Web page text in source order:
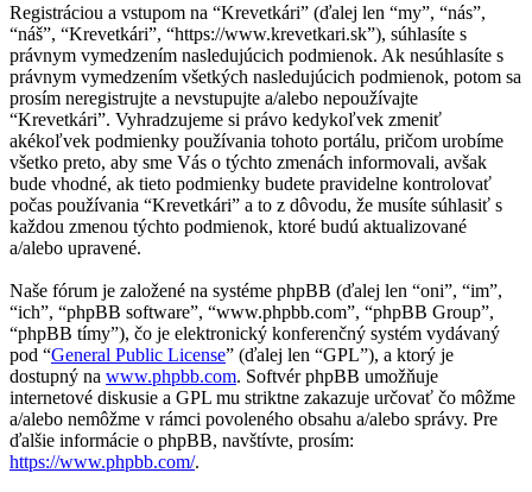
Registráciou a vstupom na “Krevetkári” (ďalej len “my”, “nás”,
“náš”, “Krevetkári”, “https://www.krevetkari.sk”), súhlasíte s
právnym vymedzením nasledujúcich podmienok. Ak nesúhlasíte s
právnym vymedzením všetkých nasledujúcich podmienok, potom sa
prosím neregistrujte a nevstupujte a/alebo nepoužívajte
“Krevetkári”. Vyhradzujeme si právo kedykoľvek zmeniť
akékoľvek podmienky používania tohoto portálu, pričom urobíme
všetko preto, aby sme Vás o týchto zmenách informovali, avšak
bude vhodné, ak tieto podmienky budete pravidelne kontrolovať
počas používania “Krevetkári” a to z dôvodu, že musíte súhlasiť s
každou zmenou týchto podmienok, ktoré budú aktualizované
a/alebo upravené.
Naše fórum je založené na systéme phpBB (ďalej len “oni”, “im”,
“ich”, “phpBB software”, “www.phpbb.com”, “phpBB Group”,
“phpBB tímy”), čo je elektronický konferenčný systém vydávaný
pod “General Public License” (ďalej len “GPL”), a ktorý je
dostupný na www.phpbb.com. Softvér phpBB umožňuje
internetové diskusie a GPL mu striktne zakazuje určovať čo môžme
a/alebo nemôžme v rámci povoleného obsahu a/alebo správy. Pre
ďalšie informácie o phpBB, navštívte, prosím:
https://www.phpbb.com/.